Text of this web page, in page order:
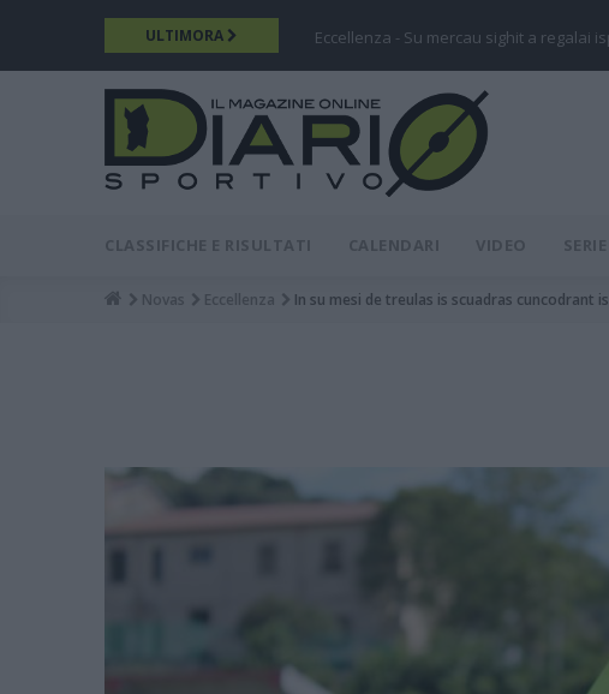
contenuto
ULTIMORA Eccellenza - Su mercau sighit a regalai
MAIN
MENU
CLASSIFICHE E RISULTATI CALENDARI VIDEO SERIE
Breadcrumb
Novas Eccellenza In su mesi de treulas is scuadras cuncodrant